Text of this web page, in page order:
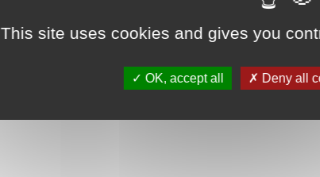
Service(s) ou unité(s)
Neurochirurgie Valence
Secrétariat : 04 75 75 75 13
This site uses cookies and gives you
OK, accept all Deny all